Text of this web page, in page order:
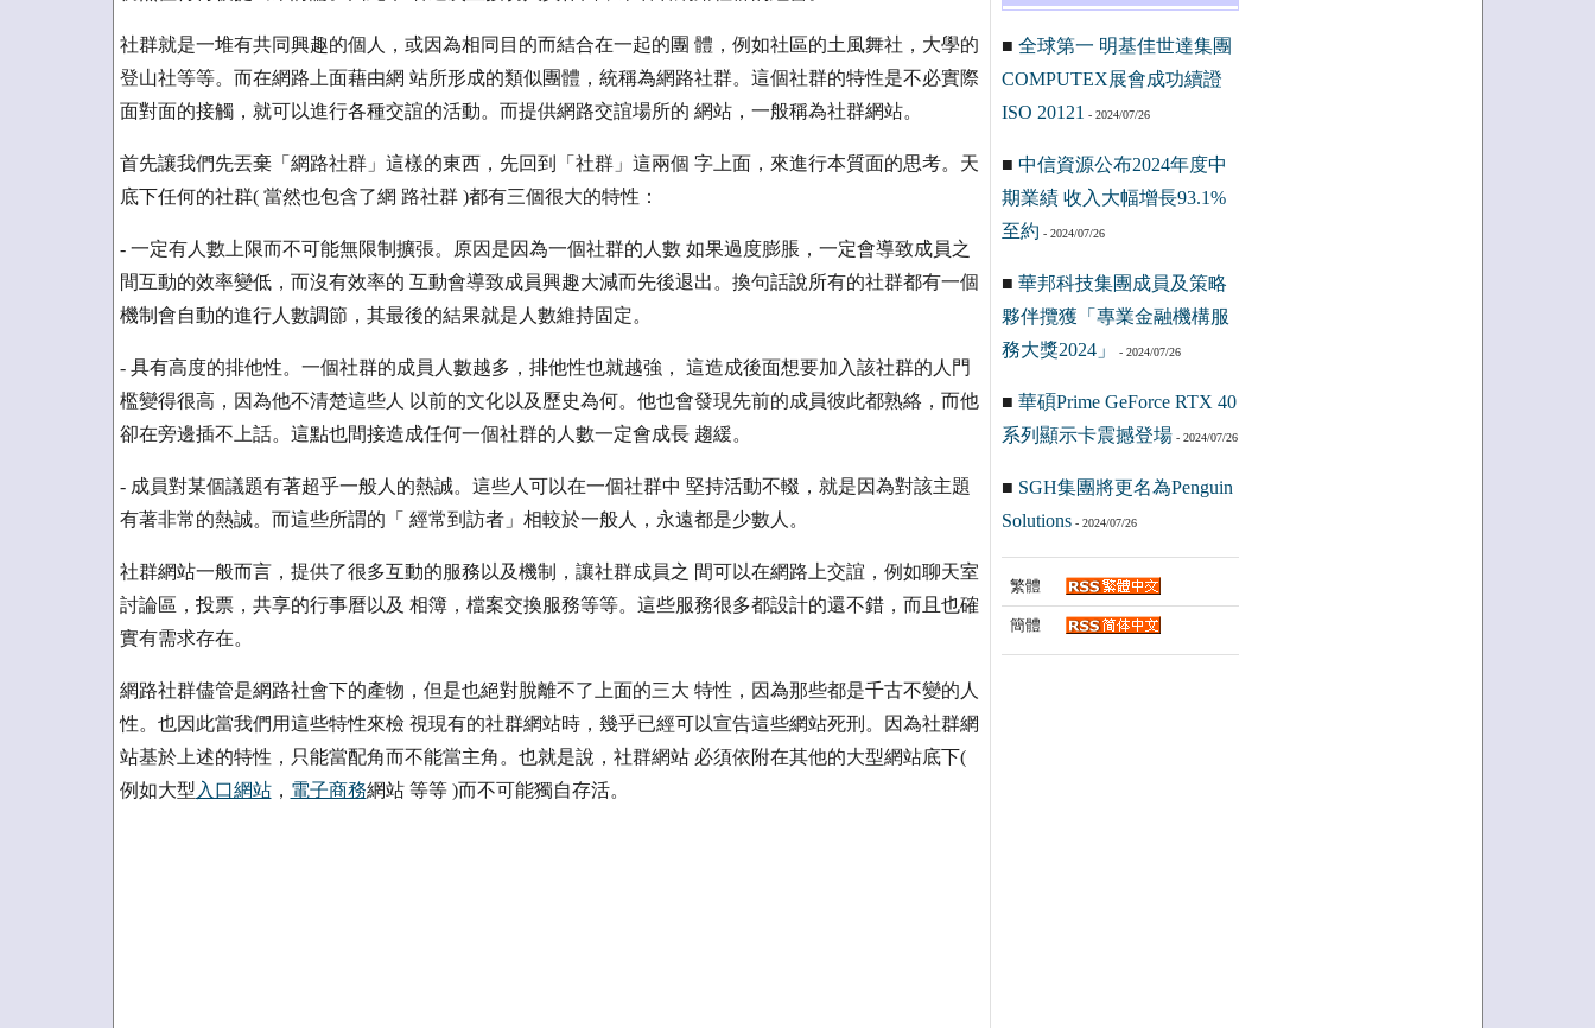
社群就是一堆有共同興趣的個人，或因為相同目的而結合在一起的團 體，例如社區的土風舞社，大學的
登山社等等。而在網路上面藉由網 站所形成的類似團體，統稱為網路社群。這個社群的特性是不必實際
面對面的接觸，就可以進行各種交誼的活動。而提供網路交誼場所的 網站，一般稱為社群網站。
首先讓我們先丟棄「網路社群」這樣的東西，先回到「社群」這兩個 字上面，來進行本質面的思考。天
底下任何的社群( 當然也包含了網 路社群 )都有三個很大的特性：
- 一定有人數上限而不可能無限制擴張。原因是因為一個社群的人數 如果過度膨脹，一定會導致成員之
間互動的效率變低，而沒有效率的 互動會導致成員興趣大減而先後退出。換句話說所有的社群都有一個
機制會自動的進行人數調節，其最後的結果就是人數維持固定。
- 具有高度的排他性。一個社群的成員人數越多，排他性也就越強， 這造成後面想要加入該社群的人門
檻變得很高，因為他不清楚這些人 以前的文化以及歷史為何。他也會發現先前的成員彼此都熟絡，而他
卻在旁邊插不上話。這點也間接造成任何一個社群的人數一定會成長 趨緩。
- 成員對某個議題有著超乎一般人的熱誠。這些人可以在一個社群中 堅持活動不輟，就是因為對該主題
有著非常的熱誠。而這些所謂的「 經常到訪者」相較於一般人，永遠都是少數人。
社群網站一般而言，提供了很多互動的服務以及機制，讓社群成員之 間可以在網路上交誼，例如聊天室
討論區，投票，共享的行事曆以及 相簿，檔案交換服務等等。這些服務很多都設計的還不錯，而且也確
實有需求存在。
網路社群儘管是網路社會下的產物，但是也絕對脫離不了上面的三大 特性，因為那些都是千古不變的人
性。也因此當我們用這些特性來檢 視現有的社群網站時，幾乎已經可以宣告這些網站死刑。因為社群網
站基於上述的特性，只能當配角而不能當主角。也就是說，社群網站 必須依附在其他的大型網站底下(
例如大型 入口網站， 電子商務網站 等等 )而不可能獨自存活。
■ 全球第一 明基佳世達集團
COMPUTEX展會成功續證
ISO 20121 - 2024/07/26
■ 中信資源公布2024年度中
期業績 收入大幅增長93.1%
至約 - 2024/07/26
■ 華邦科技集團成員及策略
夥伴攬獲「專業金融機構服
務大獎2024」
- 2024/07/26
■ 華碩Prime GeForce RTX 40
系列顯示卡震撼登場- 2024/07/26
■ SGH集團將更名為Penguin
Solutions- 2024/07/26
繁體
簡體